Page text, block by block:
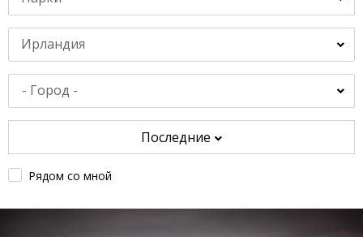
Ирландия
Последние
Рядом со мной